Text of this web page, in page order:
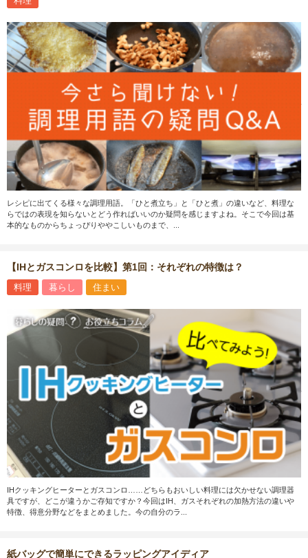
レシピに出てくる様々な調理用語。「ひと煮立ち」と「ひと煮」の違いなど、料理な
らではの表現を知らないとどう作ればいいのか疑問を感じますよね。そこで今回は基
本的なものからちょっぴりややこしいものまで、...
【IHとガスコンロを比較】第1回：それぞれの特徴は？
料理 暮らし 住まい
IHクッキングヒーターとガスコンロ……どちらもおいしい料理には欠かせない調理器
具ですが、どこが違うかご存知ですか？今回はIH、ガスそれぞれの加熱方法の違いや
特徴、得意分野などをまとめました。今の自分のラ...
紙バッグで簡単にできるラッピングアイディア